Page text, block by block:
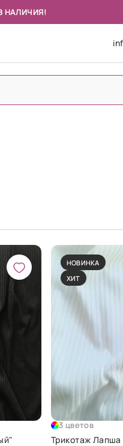
НАЛИЧИЯ!
НОВИНКА
ХИТ
3 цветов
Трикотаж